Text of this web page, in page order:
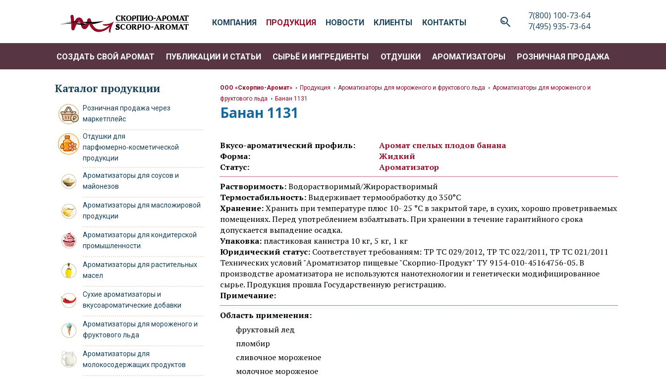
КОМПАНИЯ ПРОДУКЦИЯ НОВОСТИ КЛИЕНТЫ КОНТАКТЫ
7(800) 100-73-64
7(495) 935-73-64
СОЗДАТЬ СВОЙ АРОМАТ ПУБЛИКАЦИИ И СТАТЬИ СЫРЬЁ И ИНГРЕДИЕНТЫ ОТДУШКИ АРОМАТИЗАТОРЫ РОЗНИЧНАЯ ПРОДАЖА
Каталог продукции
Розничная продажа через
маркетплейс
Отдушки для
парфюмерно‑косметической
продукции
Ароматизаторы для соусов и
майонезов
Ароматизаторы для масложировой
продукции
Ароматизаторы для кондитерской
промышленности
Ароматизаторы для растительных
масел
Сухие ароматизаторы и
вкусоароматические добавки
Ароматизаторы для мороженого и
фруктового льда
Ароматизаторы для
молокосодержащих продуктов
ООО «Скорпио-Аромат»>Продукция>Ароматизаторы для мороженого и фруктового льда>Ароматизаторы для мороженого и
фруктового льда>Банан 1131
Банан 1131
Вкусо-ароматический профиль:
Аромат спелых плодов банана
Форма:
Жидкий
Статус:
Ароматизатор
Растворимость:Водорастворимый/Жирорастворимый
Термостабильность:Выдерживает термообработку до 350°C
Хранение:Хранить при температуре плюс 10- 25 °C в закрытой таре, в сухих, хорошо проветриваемых
помещениях. Перед употреблением взбалтывать. При хранении в течение гарантийного срока
допускается выпадение осадка.
Упаковка: пластиковая канистра 10 кг, 5 кг, 1 кг
Юридический статус: Соответствует требованиям: ТР ТС 029/2012, ТР ТС 022/2011, ТР ТС 021/2011
Технических условий "Ароматизатор пищевые "Скорпио-Продукт" ТУ 9154-010-45164756-05. В
производстве ароматизатора не используются нанотехнологии и генетически модифицированное
сырье. Продукция прошла Государственную регистрацию.
Примечание:
Область применения:
фруктовый лед
пломбир
сливочное мороженое
молочное мороженое